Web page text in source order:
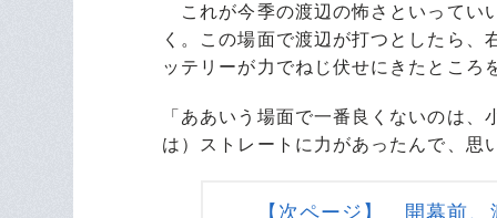
これが今季の渡辺の怖さといってい
く。この場面で渡辺が打つとしたら
ッテリーが力でねじ伏せにきたところ
「ああいう場面で一番良くないのは
は）ストレートに力があったんで、思
【次ページ】 開幕前、